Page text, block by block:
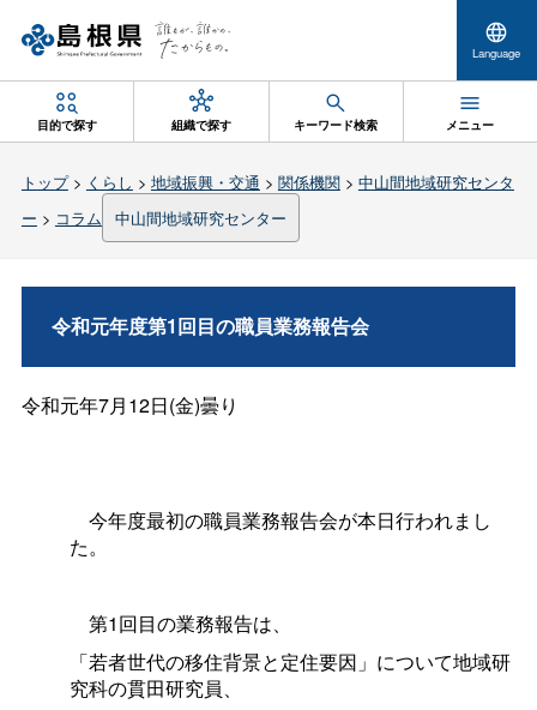
Language
目的で探す 組織で探す キーワード検索 メニュー
トップ> くらし > 地域振興・交通 > 関係機関> 中山間地域研究センタ
ー > コラム 中山間地域研究センター
令和元年度第1回目の職員業務報告会
令和元年7月12日(金)曇り
今年度最初の職員業務報告会が本日行われまし
た。
第1回目の業務報告は、
「若者世代の移住背景と定住要因」について地域研
究科の貫田研究員、